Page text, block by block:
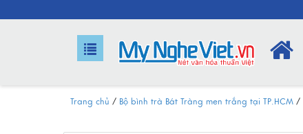
Trang chủ / Bộ bình trà Bát Tràng men trắng tại TP.HCM /